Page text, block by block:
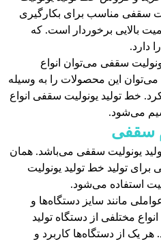
سقفی مناسب برای بکارگیری
بالایی برخوردار است. که
دارد.
سقفی می‌توان انواع
این محصولات را به وسیله
خط تولید یونولیت سقفی انواع
می‌شود.
سقفی
یونولیت سقفی می‌باشد. همان
تولید خط تولید یونولیت
استفاده می‌شود.
مانند سایز دستگاه‌ها و
مختلفی از دستگاه تولید
هر یک از دستگاه‌ها کاربرد و